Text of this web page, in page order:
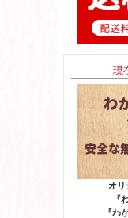
現
オリ
『
『わ